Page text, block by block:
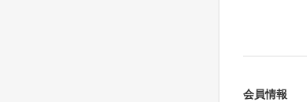
会員情報